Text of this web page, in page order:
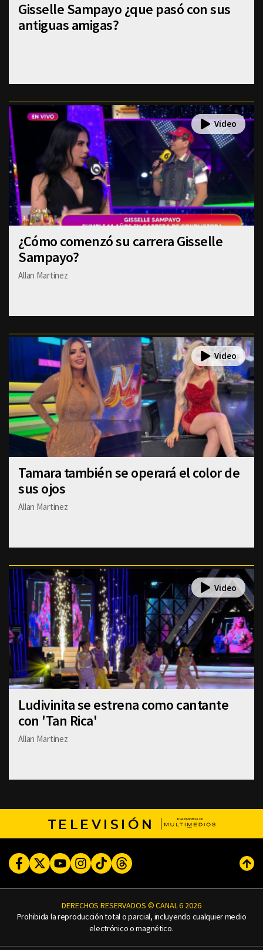
Gisselle Sampayo ¿que pasó con sus
antiguas amigas?
¿Cómo comenzó su carrera Gisselle
Sampayo?
Allan Martinez
Tamara también se operará el color de
sus ojos
Allan Martinez
Ludivinita se estrena como cantante
con 'Tan Rica'
Allan Martinez
TELEVISIÓN
FacebookTwitterYoutubeInstagram
TikTokThreads
DERECHOS RESERVADOS © CANAL 6 2026
Prohibida la reproducción total o parcial, incluyendo cualquier medio
electrónico o magnético.